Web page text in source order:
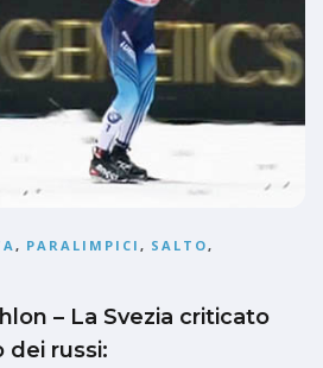
, PARALIMPICI , SALTO,
– La Svezia criticato
dei russi: